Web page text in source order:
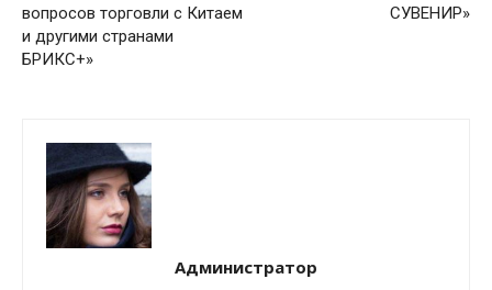
вопросов торговли с Китаем
и другими странами
БРИКС+»
СУВЕНИР»
Администратор